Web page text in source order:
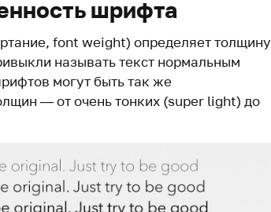
шрифта
font weight) определяет толщину
называть текст нормальным
могут быть так же
— от очень тонких (super light) до